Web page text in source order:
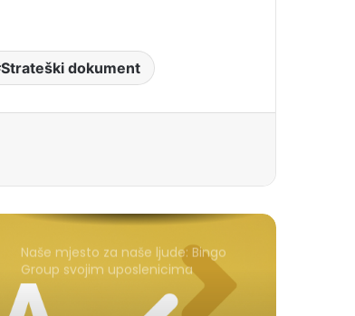
Strateški dokument
Naše mjesto za naše ljude: Bingo
Group svojim uposlenicima
posvećuje posebno lijep festivalski
trenutak